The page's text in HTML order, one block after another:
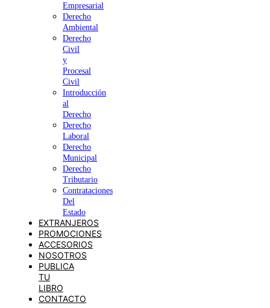
Empresarial
Derecho
Ambiental
Derecho
Civil
y
Procesal
Civil
Introducción
al
Derecho
Derecho
Laboral
Derecho
Municipal
Derecho
Tributario
Contrataciones
Del
Estado
EXTRANJEROS
PROMOCIONES
ACCESORIOS
NOSOTROS
PUBLICA
TU
LIBRO
CONTACTO